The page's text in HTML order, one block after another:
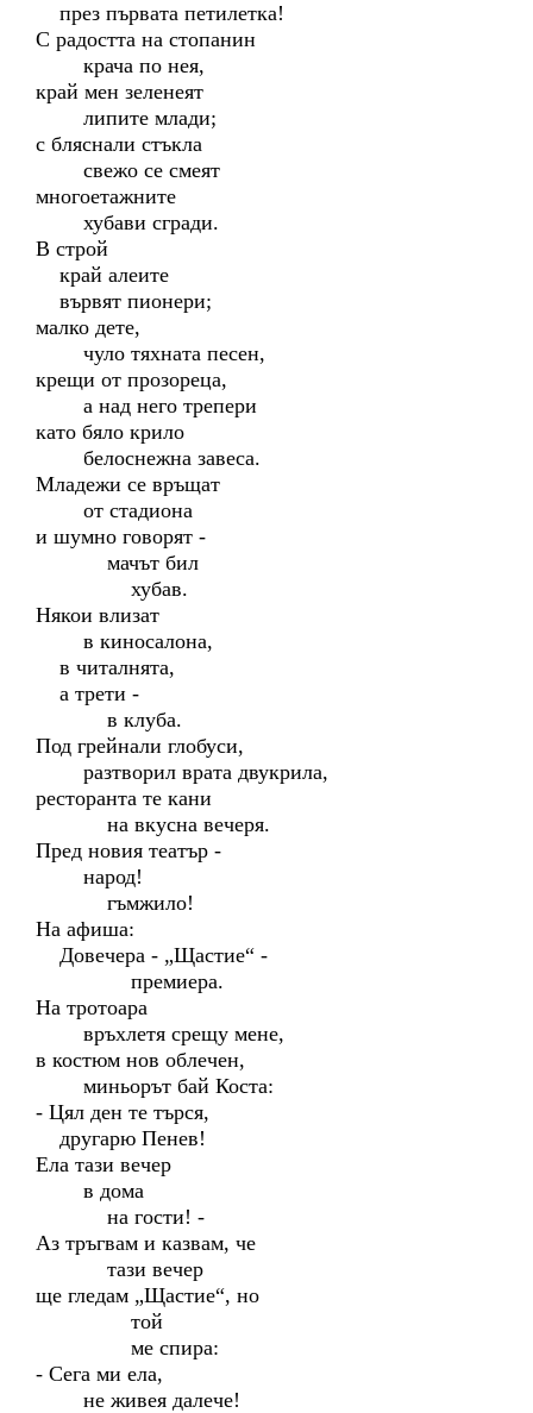
през първата петилетка!
С радостта на стопанин
крача по нея,
край мен зеленеят
липите млади;
с бляснали стъкла
свежо се смеят
многоетажните
хубави сгради.
В строй
край алеите
вървят пионери;
малко дете,
чуло тяхната песен,
крещи от прозореца,
а над него трепери
като бяло крило
белоснежна завеса.
Младежи се връщат
от стадиона
и шумно говорят -
мачът бил
хубав.
Някои влизат
в киносалона,
в читалнята,
а трети -
в клуба.
Под грейнали глобуси,
разтворил врата двукрила,
ресторанта те кани
на вкусна вечеря.
Пред новия театър -
народ!
гъмжило!
На афиша:
Довечера - „Щастие“ -
премиера.
На тротоара
връхлетя срещу мене,
в костюм нов облечен,
миньорът бай Коста:
- Цял ден те търся,
другарю Пенев!
Ела тази вечер
в дома
на гости! -
Аз тръгвам и казвам, че
тази вечер
ще гледам „Щастие“, но
той
ме спира:
- Сега ми ела,
не живея далече!